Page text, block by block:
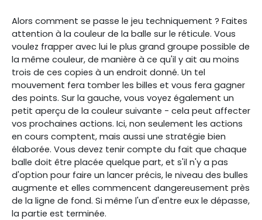
Alors comment se passe le jeu techniquement ? Faites
attention à la couleur de la balle sur le réticule. Vous
voulez frapper avec lui le plus grand groupe possible de
la même couleur, de manière à ce qu'il y ait au moins
trois de ces copies à un endroit donné. Un tel
mouvement fera tomber les billes et vous fera gagner
des points. Sur la gauche, vous voyez également un
petit aperçu de la couleur suivante - cela peut affecter
vos prochaines actions. Ici, non seulement les actions
en cours comptent, mais aussi une stratégie bien
élaborée. Vous devez tenir compte du fait que chaque
balle doit être placée quelque part, et s'il n'y a pas
d'option pour faire un lancer précis, le niveau des bulles
augmente et elles commencent dangereusement près
de la ligne de fond. Si même l'un d'entre eux le dépasse,
la partie est terminée.